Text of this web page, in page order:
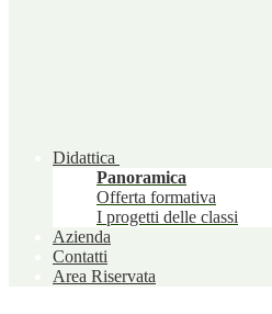
Didattica
Panoramica
Offerta formativa
I progetti delle classi
Azienda
Contatti
Area Riservata